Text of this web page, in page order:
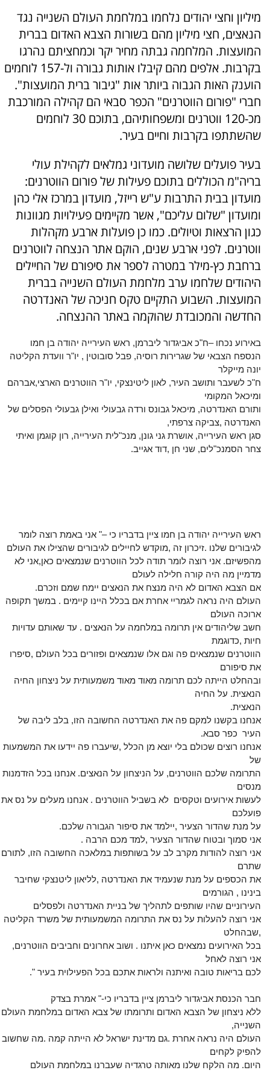
מיליון וחצי יהודים נלחמו במלחמת העולם השנייה נגד
הנאצים, חצי מיליון מהם בשורות הצבא האדום בברית
המועצות. המלחמה גבתה מחיר יקר וכמחציתם נהרגו
בקרבות. אלפים מהם קיבלו אותות גבורה ול-157 לוחמים
הוענק האות הגבוה ביותר אות "גיבור ברית המועצות".
חברי "פורום הווטרנים" הכפר סבאי הם קהילה המורכבת
מכ-120 ווטרנים ומשפחותיהם, בתוכם 30 לוחמים
שהשתתפו בקרבות וחיים בעיר.
בעיר פועלים שלושה מועדוני גמלאים לקהילת עולי
בריה"מ הכוללים בתוכם פעילות של פורום הווטרנים:
מועדון בבית התרבות ע"ש רייזל, מועדון במרכז אלי כהן
ומועדון "שלום עליכם", אשר מקיימים פעילויות מגוונות
כגון הרצאות וטיולים. כמו כן פועלות ארבע מקהלות
ווטרנים. לפני ארבע שנים, הוקם אתר הנצחה לווטרנים
ברחבת כץ-מילר במטרה לספר את סיפורם של החיילים
היהודים שלחמו ערב מלחמת העולם השנייה בברית
המועצות. השבוע התקיים טקס חניכה של האנדרטה
החדשה והמכובדת שהוקמה באתר ההנצחה.
באירוע נכחו –ח"כ אביגדור ליברמן, ראש העירייה יהודה בן חמו
הנספח הצבאי של שגרירות רוסיה, פבל סובוטין , יו"ר וועדת הקליטה
יונה מייקלר
ח"כ לשעבר ותושב העיר, לאון ליטינצקי, יו"ר הווטרנים הארצי,אברהם
ומיכאל המקומי
ותורם האנדרטה, מיכאל גבונס ורדה גבעולי ואילן גבעולי הפסלים של
האנדרטה ,צביקה צרפתי,
סגן ראש העירייה, אושרת גני גונן, מנכ"לית העירייה, רון קוגמן ואיתי
צחר הסמנכ"לים, שני חן ,דוד אגייב.
ראש העירייה יהודה בן חמו ציין בדבריו כי –" אני באמת רוצה לומר
לגיבורים שלנו .זיכרון זה ,מוקדש לחיילים לגיבורים שהצילו את העולם
מהפשיזם. אני רוצה לומר תודה לכל הווטרנים שנמצאים כאן,אני לא
מדמיין מה היה קורה חלילה לעולם
אם הצבא האדום לא היה מנצח את הנאצים יימח שמם וזכרם.
העולם היה נראה לגמריי אחרת אם בכלל היינו קיימים . במשך תקופה
ארוכה העולם
חשב שליהודים אין תרומה במלחמה על הנאצים . עד שאותם עדויות
חיות ,כדוגמת
הווטרנים שנמצאים פה וגם אלו שנמצאים ופזורים בכל העולם ,סיפרו
את סיפורם
ובהחלט הייתה לכם תרומה מאוד מאוד משמעותית על ניצחון החיה
הנאצית. על החיה
הנאצית.
אנחנו בקשנו למקם פה את האנדרטה החשובה הזו, בלב ליבה של
העיר כפר סבא.
אנחנו רוצים שכולם בלי יוצא מן הכלל ,שיעברו פה יידעו את המשמעות
של
התרומה שלכם הווטרנים, על הניצחון על הנאצים. אנחנו בכל הזדמנות
מנסים
לעשות אירועים וטקסים לא בשביל הווטרנים . אנחנו מעלים על נס את
פועלכם
על מנת שהדור הצעיר ,יילמד את סיפור הגבורה שלכם.
אני סמוך ובטוח שהדור הצעיר ,למד מכם הרבה .
אני רוצה להודות מקרב לב על בשותפות במלאכה החשובה הזו, לתורם
שתרם
את הכספים על מנת שנעמיד את האנדרטה ,לליאון ליטנצקי שחיבר
בינינו , הגורמים
העירוניים שהיו שותפים לתהליך של בניית האנדרטה ולפסלים
אני רוצה להעלות על נס את התרומה המשמעותית של משרד הקליטה
,שבהחלט
בכל האירועים נמצאים כאן איתנו . ושוב אחרונים וחביבים הווטרנים,
אני רוצה לאחל
לכם בריאות טובה ואיתנה ולראות אתכם בכל הפעילוית בעיר ".
חבר הכנסת אביגדור ליברמן ציין בדבריו כי-" אמרת בצדק
ללא ניצחון של הצבא האדום ותרומתו של צבא האדום במלחמת העולם
השנייה,
העולם היה נראה אחרת .גם מדינת ישראל לא הייתה קמה .מה שחשוב
להפיק לקחים
היום. מה הלקח שלנו מאותה טרגדיה שעברנו במלחמת העולם